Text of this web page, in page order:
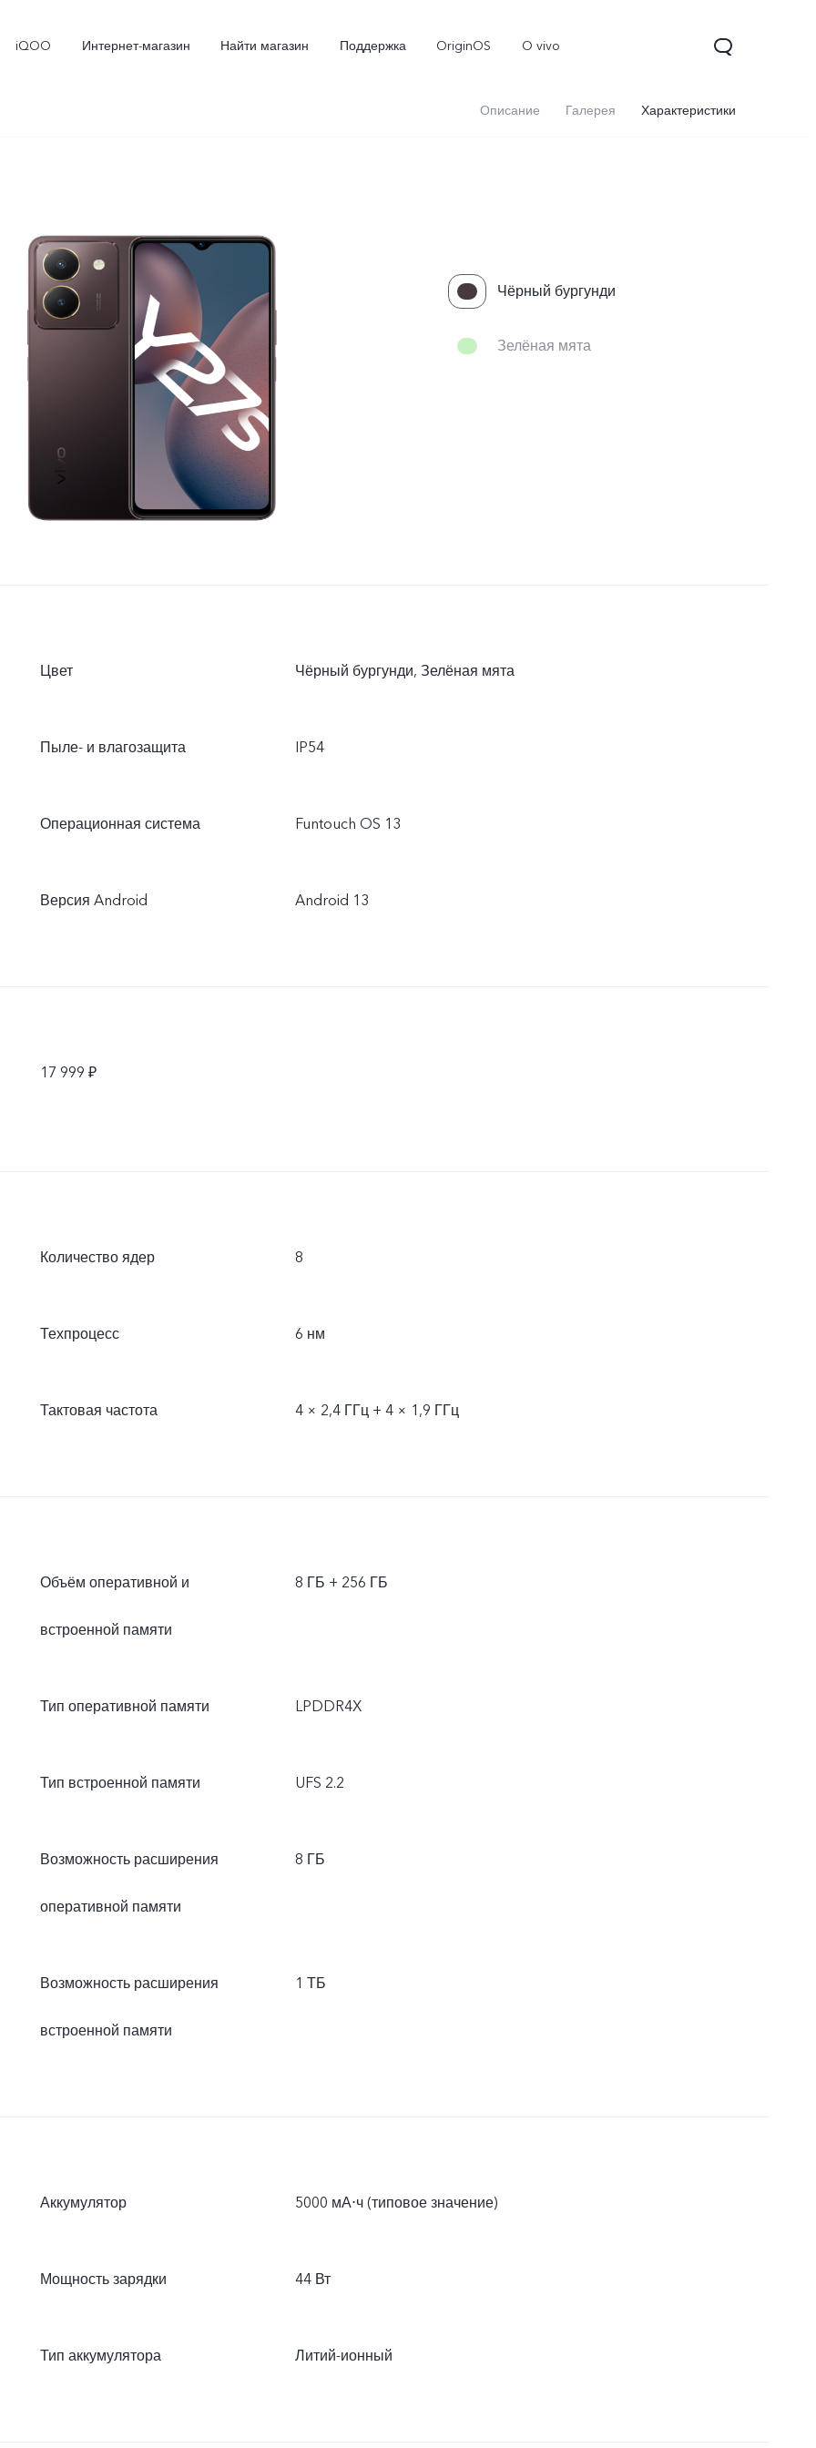
iQOO Интернет-магазин Найти магазин Поддержка OriginOS O vivo
Описание Галерея Характеристики
Чёрный бургунди
Зелёная мята
Цвет Чёрный бургунди, Зелёная мята
Пыле- и влагозащита IP54
Операционная система Funtouch OS 13
Версия Android Android 13
17 999 ₽
Количество ядер 8
Техпроцесс 6 нм
Тактовая частота 4 × 2,4 ГГц + 4 × 1,9 ГГц
Объём оперативной и
встроенной памяти
8 ГБ + 256 ГБ
Тип оперативной памяти LPDDR4X
Тип встроенной памяти UFS 2.2
Возможность расширения
оперативной памяти
8 ГБ
Возможность расширения
встроенной памяти
1 ТБ
Аккумулятор 5000 мА⋅ч (типовое значение)
Мощность зарядки 44 Вт
Тип аккумулятора Литий-ионный